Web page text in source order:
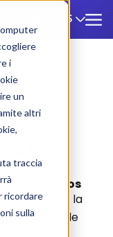
i
un
altri
traccia
ricordare
sulla
ES
Turísticos
acceder a la
de